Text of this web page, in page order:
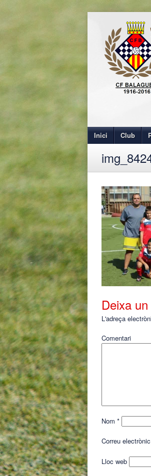
Inici Club
Deixa
L'adreça
Comentari
Nom *
Correu electrònic
Lloc web